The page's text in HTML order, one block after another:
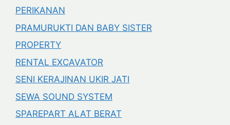
PERIKANAN
PRAMURUKTI DAN BABY SISTER
PROPERTY
RENTAL EXCAVATOR
SENI KERAJINAN UKIR JATI
SEWA SOUND SYSTEM
SPAREPART ALAT BERAT